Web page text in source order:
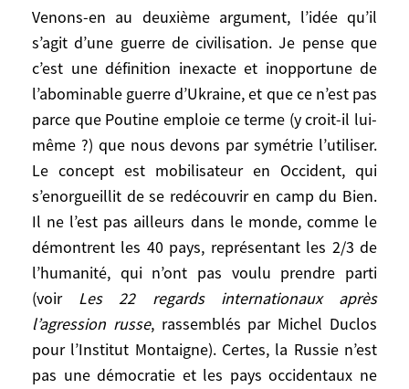
Venons-en au deuxième argument, l’idée qu’il
s’agit d’une guerre de civilisation. Je pense que
c’est une définition inexacte et inopportune de
l’abominable guerre d’Ukraine, et que ce n’est pas
parce que Poutine emploie ce terme (y croit-il lui-
même ?) que nous devons par symétrie l’utiliser.
Le concept est mobilisateur en Occident, qui
s’enorgueillit de se redécouvrir en camp du Bien.
Il ne l’est pas ailleurs dans le monde, comme le
démontrent les 40 pays, représentant les 2/3 de
l’humanité, qui n’ont pas voulu prendre parti
(voir Les 22 regards internationaux après
l’agression russe, rassemblés par Michel Duclos
pour l’Institut Montaigne). Certes, la Russie n’est
pas une démocratie et les pays occidentaux ne
Inversement, par la suite, après
l’intermède Medvedev (2008-2012), sous
Poutine III et
a fortiori
sous Poutine IV
j’estime que l’Occident a été incohérent et
pas assez dissuasif. Ainsi, au sommet de
l’OTAN en 2008, annoncer que l’Ukraine
avait vocation à rentrer dans l’OTAN, mais
pas tout de suite, était agiter le chiffon
rouge devant Moscou, sans pour autant
protéger l’Ukraine ! Il aurait mieux valu
admettre l’Ukraine dans l’OTAN en lui
imposant en contreparties une vraie
autonomie du Donbass, un statut spécial
pour la Crimée, et le maintien de la base
de Sébastopol pour les Russes.